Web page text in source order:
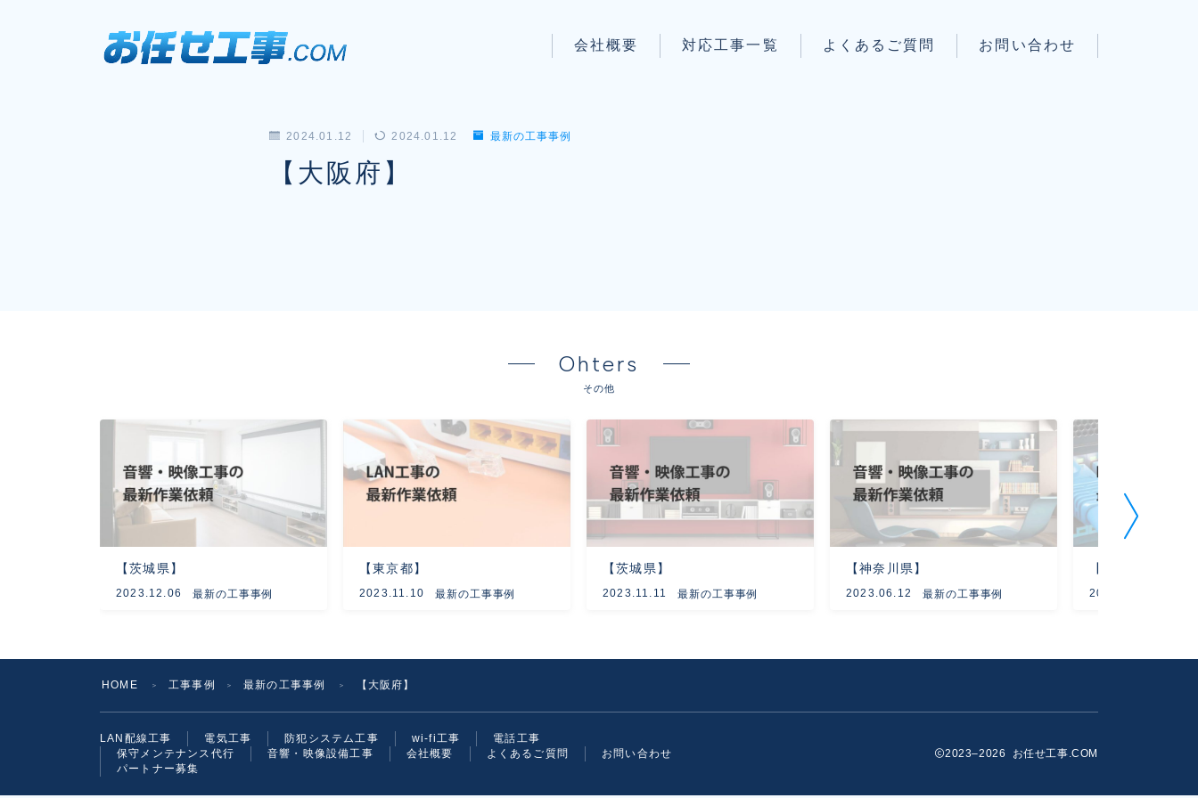
会社概要 対応工事一覧 よくあるご質問 お問い合わせ
2024.01.12 2024.01.12 最新の工事事例
【大阪府】
Ohters
その他
【茨城県】
2023.12.06 最新の工事事例
【東京都】
2023.11.10 最新の工事事例
【茨城県】
2023.11.11 最新の工事事例
【神奈川県】
2023.06.12 最新の工事事例 2023.05.30
HOME ＞ 工事事例 ＞ 最新の工事事例 ＞ 【大阪府】
LAN配線工事 電気工事 防犯システム工事 wi-fi工事
電話工事
保守メンテナンス代行
音響・映像設備工事 会社概要 よくあるご質問
お問い合わせ
パートナー募集
2023–2026 お任せ工事.COM